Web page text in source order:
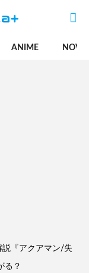
ANIME
説『アクアマン/失
る？